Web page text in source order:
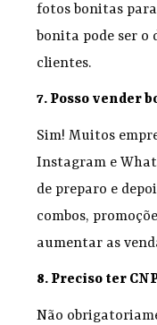
fotos bonitas
bonita pode ser
clientes.
7. Posso vender
Sim! Muitos
Instagram e
de preparo e
combos,
aumentar as
8. Preciso ter
Não